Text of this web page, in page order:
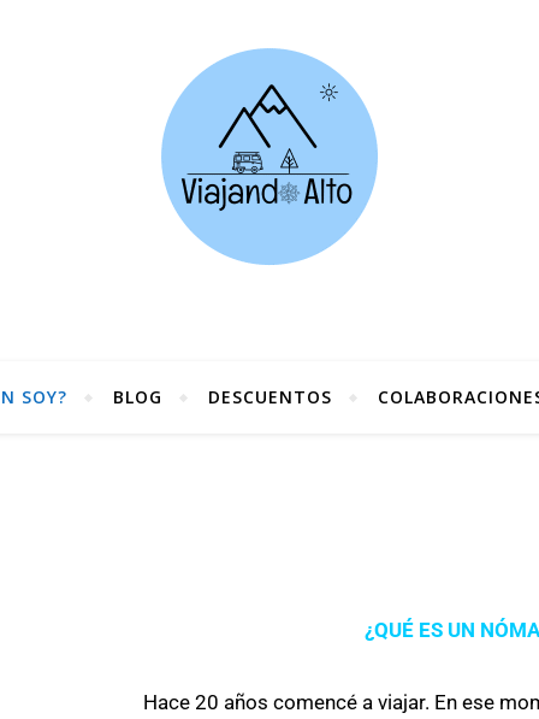
SOY? BLOG DESCUENTOS
¿QUÉ ES UN
Hace 20 años comencé a viajar. En ese